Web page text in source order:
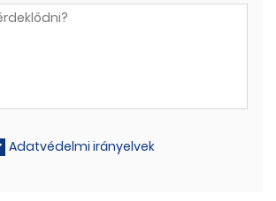
Adatvédelmi irányelvek